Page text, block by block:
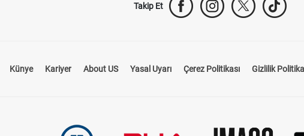
Takip Et
Künye Kariyer About US Yasal Uyarı Çerez Politikası Gizlilik